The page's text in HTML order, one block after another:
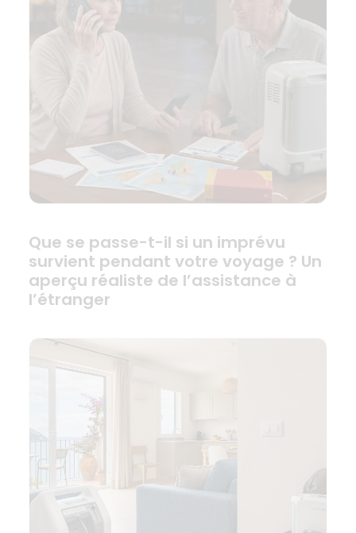
Que se passe-t-il si un imprévu
survient pendant votre voyage ? Un
aperçu réaliste de l’assistance à
l’étranger